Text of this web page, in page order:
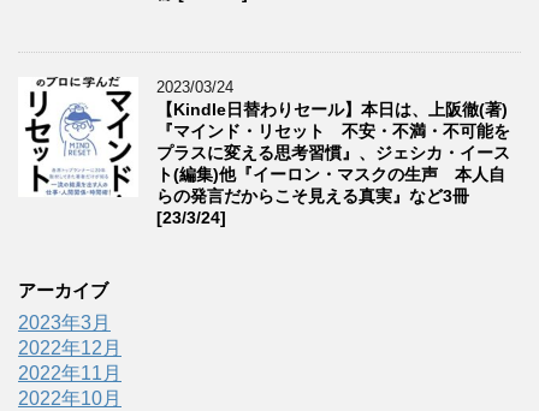
2023/03/24
【Kindle日替わりセール】本日は、上阪徹(著)
『マインド・リセット 不安・不満・不可能を
プラスに変える思考習慣』、ジェシカ・イース
ト(編集)他『イーロン・マスクの生声 本人自
らの発言だからこそ見える真実』など3冊
[23/3/24]
アーカイブ
2023年3月
2022年12月
2022年11月
2022年10月